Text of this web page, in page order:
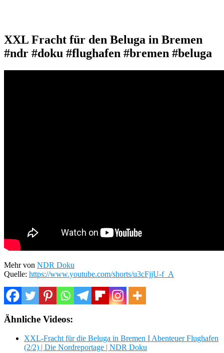
XXL Fracht für den Beluga in Bremen
#ndr #doku #flughafen #bremen #beluga
Mehr von NDR Doku
Quelle: https://www.youtube.com/shorts/u3cFjjU-f_A
Ähnliche Videos:
XXL-Fracht für die Beluga in Bremen I Abenteuer Flughafen
(2/2) | Die Nordreportage | NDR Doku